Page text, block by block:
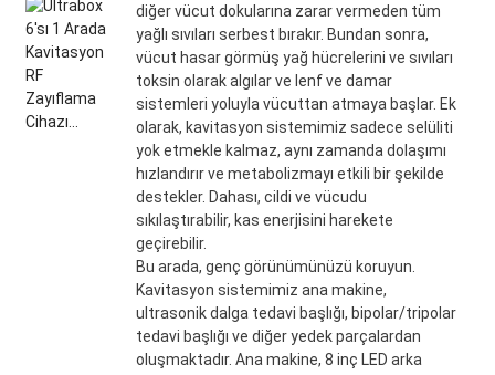
diğer vücut dokularına zarar vermeden tüm
yağlı sıvıları serbest bırakır. Bundan sonra,
vücut hasar görmüş yağ hücrelerini ve sıvıları
toksin olarak algılar ve lenf ve damar
sistemleri yoluyla vücuttan atmaya başlar. Ek
olarak, kavitasyon sistemimiz sadece selüliti
yok etmekle kalmaz, aynı zamanda dolaşımı
hızlandırır ve metabolizmayı etkili bir şekilde
destekler. Dahası, cildi ve vücudu
sıkılaştırabilir, kas enerjisini harekete
geçirebilir.
Bu arada, genç görünümünüzü koruyun.
Kavitasyon sistemimiz ana makine,
ultrasonik dalga tedavi başlığı, bipolar/tripolar
tedavi başlığı ve diğer yedek parçalardan
oluşmaktadır. Ana makine, 8 inç LED arka